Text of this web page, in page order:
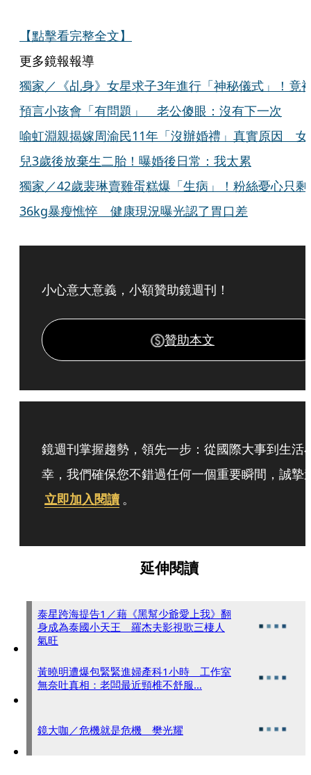
【點擊看完整全文】
更多鏡報報導
獨家／《乩身》女星求子3年進行「神秘儀式」！竟
預言小孩會「有問題」 老公傻眼：沒有下一次
喻虹淵親揭嫁周渝民11年「沒辦婚禮」真實原因 女
兒3歲後放棄生二胎！曝婚後日常：我太累
獨家／42歲裴琳賣雞蛋糕爆「生病」！粉絲憂心只剩
36kg暴瘦憔悴 健康現況曝光認了胃口差
小心意大意義，小額贊助鏡週刊！
贊助本文
鏡週刊掌握趨勢，領先一步：從國際大事到生活
幸，我們確保您不錯過任何一個重要瞬間，誠摯
立即加入閱讀 。
延伸閱讀
泰星跨海提告1／藉《黑幫少爺愛上我》翻
身成為泰國小天王 羅杰夫影視歌三棲人
氣旺
黃曉明遭爆包緊緊進婦產科1小時 工作室
無奈吐真相：老闆最近頸椎不舒服…
鏡大咖／危機就是危機 樊光耀